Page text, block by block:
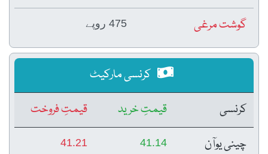
گوشت مرغی 475 روپے
کرنسی مارکیٹ
کرنسی
قیمتِ خرید
قیمتِ فروخت
چینی یوآن
41.14
41.21